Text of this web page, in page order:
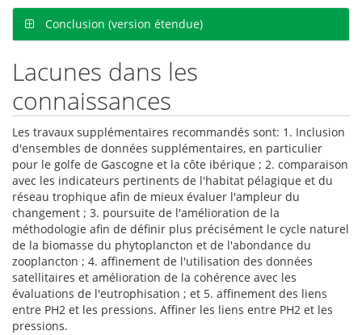
Conclusion (version étendue)
Lacunes dans les
connaissances
Les travaux supplémentaires recommandés sont: 1. Inclusion
d'ensembles de données supplémentaires, en particulier
pour le golfe de Gascogne et la côte ibérique ; 2. comparaison
avec les indicateurs pertinents de l'habitat pélagique et du
réseau trophique afin de mieux évaluer l'ampleur du
changement ; 3. poursuite de l'amélioration de la
méthodologie afin de définir plus précisément le cycle naturel
de la biomasse du phytoplancton et de l'abondance du
zooplancton ; 4. affinement de l'utilisation des données
satellitaires et amélioration de la cohérence avec les
évaluations de l'eutrophisation ; et 5. affinement des liens
entre PH2 et les pressions. Affiner les liens entre PH2 et les
pressions.